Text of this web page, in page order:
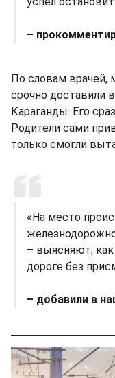
–
По словам врачей,
срочно доставили
Караганды. Его
Родители сами
только смогли
«На место
– выясняют,
дороге без
– добавили в